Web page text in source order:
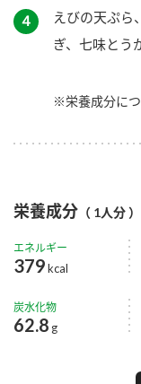
４ えびの天ぷら
ぎ、七味とう
※栄養成分に
栄養成分 （ 1人分 ）
エネルギー
379kcal
炭水化物
62.8 g